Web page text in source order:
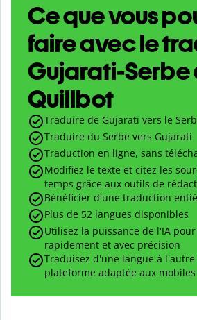
Ce que vous
faire avec le
Gujarati-Serbe
Quillbot
Traduire de Gujarati vers le
Traduire du Serbe vers Gujarati
Traduction en ligne, sans
Modifiez le texte et citez les
temps grâce aux outils de
Bénéficier d'une traduction
Plus de 52 langues disponibles
Utilisez la puissance de l'IA
rapidement et avec précision
Traduisez d'une langue à
plateforme adaptée aux mobiles